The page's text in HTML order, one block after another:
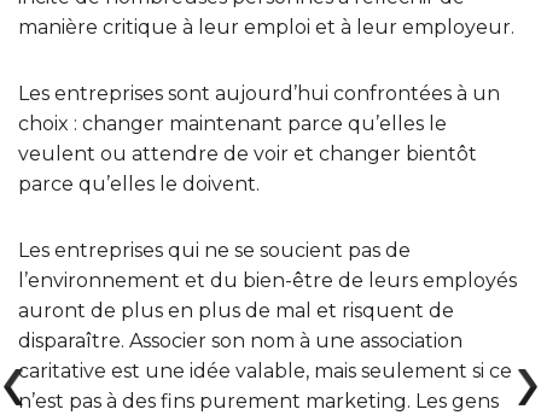
manière critique à leur emploi et à leur employeur.
Les entreprises sont aujourd’hui confrontées à un
choix : changer maintenant parce qu’elles le
veulent ou attendre de voir et changer bientôt
parce qu’elles le doivent.
Les entreprises qui ne se soucient pas de
l’environnement et du bien-être de leurs employés
auront de plus en plus de mal et risquent de
disparaître. Associer son nom à une association
caritative est une idée valable, mais seulement si ce
n’est pas à des fins purement marketing. Les gens